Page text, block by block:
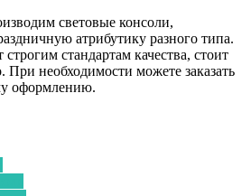
световые консоли,
атрибутику разного типа.
стандартам качества, стоит
При необходимости можете заказать
оформлению.